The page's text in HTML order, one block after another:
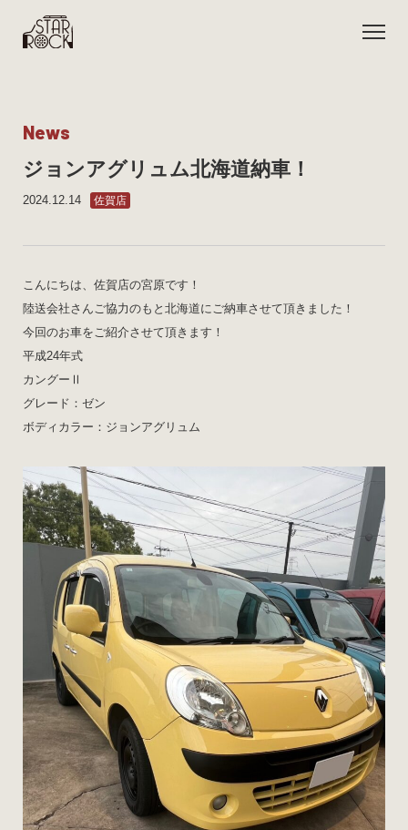
News
ジョンアグリュム北海道納車！
2024.12.14 佐賀店
こんにちは、佐賀店の宮原です！
陸送会社さんご協力のもと北海道にご納車させて頂きました！
今回のお車をご紹介させて頂きます！
平成24年式
カングーⅡ
グレード：ゼン
ボディカラー：ジョンアグリュム